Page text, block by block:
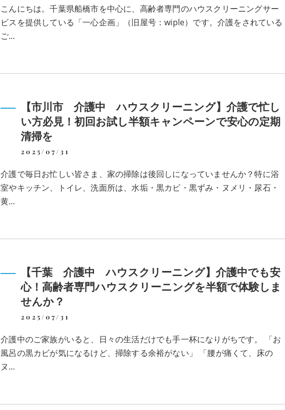
こんにちは。千葉県船橋市を中心に、高齢者専門のハウスクリーニングサー
ビスを提供している「一心企画」（旧屋号：wiple）です。介護をされている
ご…
【市川市 介護中 ハウスクリーニング】介護で忙し
い方必見！初回お試し半額キャンペーンで安心の定期
清掃を
2025/07/31
介護で毎日お忙しい皆さま、家の掃除は後回しになっていませんか？特に浴
室やキッチン、トイレ、洗面所は、水垢・黒カビ・黒ずみ・ヌメリ・尿石・
黄…
【千葉 介護中 ハウスクリーニング】介護中でも安
心！高齢者専門ハウスクリーニングを半額で体験しま
せんか？
2025/07/31
介護中のご家族がいると、日々の生活だけでも手一杯になりがちです。 「お
風呂の黒カビが気になるけど、掃除する余裕がない」 「腰が痛くて、床の
ヌ…